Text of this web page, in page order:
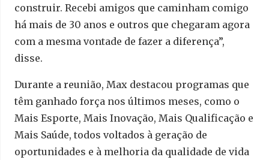
construir. Recebi amigos que caminham comigo
há mais de 30 anos e outros que chegaram agora
com a mesma vontade de fazer a diferença”,
disse.
Durante a reunião, Max destacou programas que
têm ganhado força nos últimos meses, como o
Mais Esporte, Mais Inovação, Mais Qualificação e
Mais Saúde, todos voltados à geração de
oportunidades e à melhoria da qualidade de vida